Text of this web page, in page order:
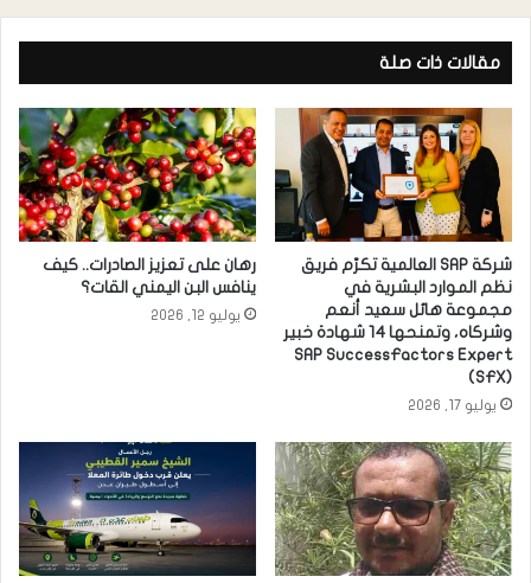
مقالات ذات صلة
شركة SAP العالمية تكرّم فريق
نظم الموارد البشرية في
مجموعة هائل سعيد أنعم
وشركاه، وتمنحها 14 شهادة خبير
SAP SuccessFactors Expert
(SFX)
يوليو 17, 2026
رهان على تعزيز الصادرات.. كيف
ينافس البن اليمني القات؟
يوليو 12, 2026